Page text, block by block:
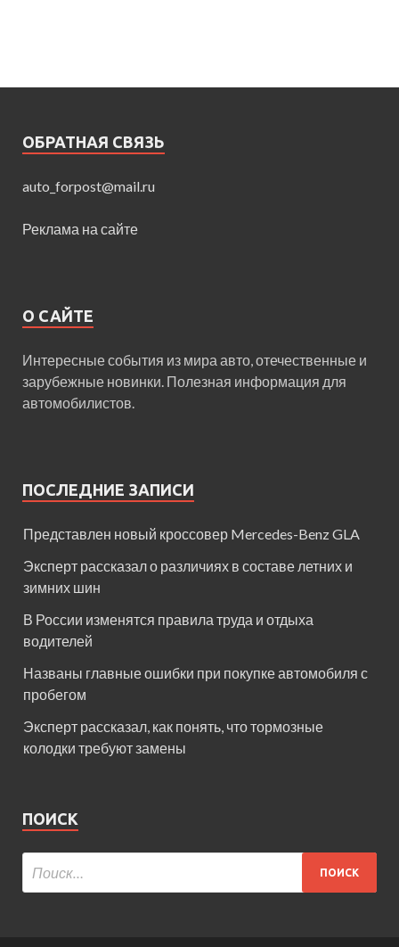
ОБРАТНАЯ СВЯЗЬ
auto_forpost@mail.ru
Реклама на сайте
О САЙТЕ
Интересные события из мира авто, отечественные и
зарубежные новинки. Полезная информация для
автомобилистов.
ПОСЛЕДНИЕ ЗАПИСИ
Представлен новый кроссовер Mercedes-Benz GLA
Эксперт рассказал о различиях в составе летних и
зимних шин
В России изменятся правила труда и отдыха
водителей
Названы главные ошибки при покупке автомобиля с
пробегом
Эксперт рассказал, как понять, что тормозные
колодки требуют замены
ПОИСК